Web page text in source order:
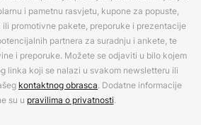
i pametnu rasvjetu, kupone za popuste,
promotivne pakete, preporuke i prezentacije
partnera za suradnju i ankete, te
i preporuke. Možete se odjaviti u bilo kojem
linka koji se nalazi u svakom newsletteru ili
kontaktnog obrasca. Dodatne informacije
su u pravilima o privatnosti.